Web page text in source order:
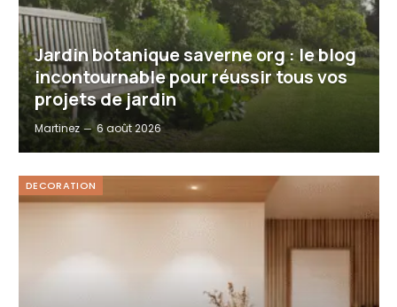
Jardin botanique saverne org : le blog
incontournable pour réussir tous vos
projets de jardin
Martinez 6 août 2026
DECORATION